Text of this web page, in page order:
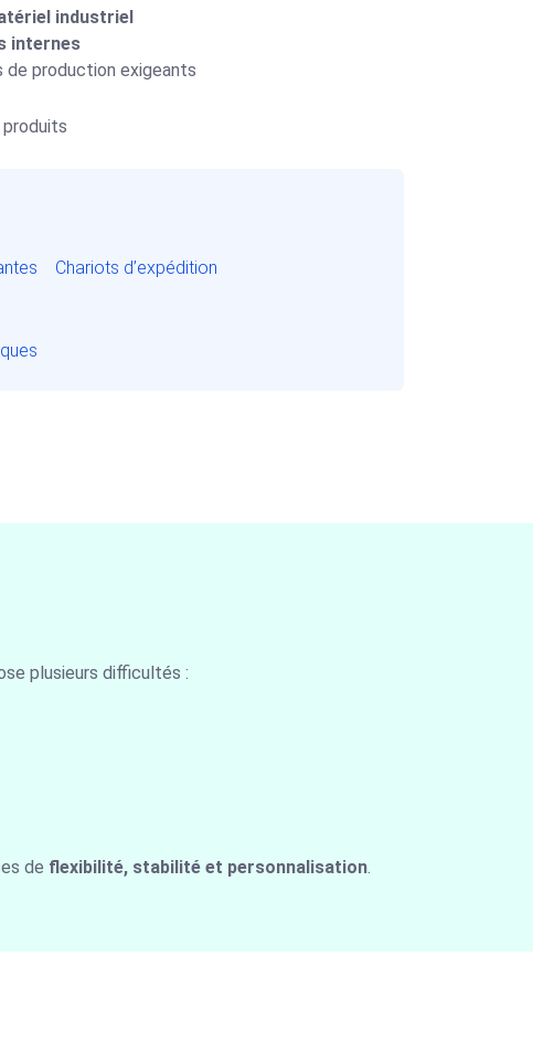
industriel
internes
de production exigeants
Chariots d’expédition
plusieurs difficultés :
de flexibilité, stabilité et personnalisation.